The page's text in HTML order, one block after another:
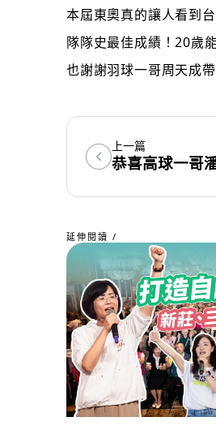
本屆東奧真的讓人看到
隊隊史最佳成績！20歲
也謝謝羽球一哥周天成
上一篇
恭喜高球一哥
延伸閱讀 /